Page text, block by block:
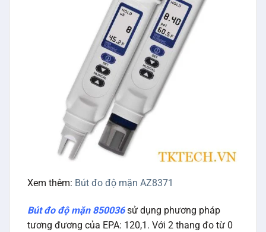
Xem thêm: Bút đo độ mặn AZ8371
Bút đo độ mặn 850036sử dụng phương pháp
tương đương của EPA: 120,1. Với 2 thang đo từ 0